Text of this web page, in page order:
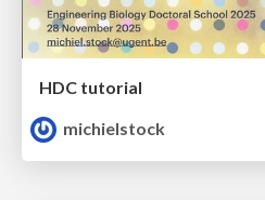
HDC tutorial
michielstock